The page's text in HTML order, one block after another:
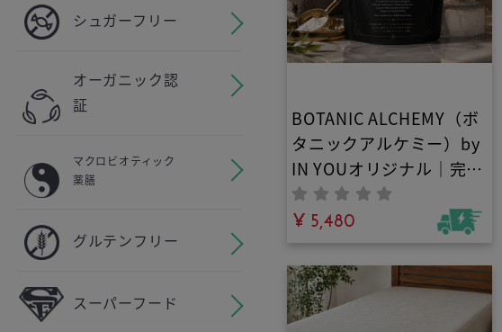
シュガーフリー
オーガニック認
証
マクロビオティック
薬膳
グルテンフリー
スーパーフード
BOTANIC ALCHEMY（ボ
タニックアルケミー）by
IN YOUオリジナル｜完全
無添加オーガニック洗濯
洗剤｜原因不明の肌荒れ
に悩む方に。合成界面活
性剤不使用のランドリー
パウダー｜経皮毒対策や
子どもでも安心。オーガ
¥ 5,480